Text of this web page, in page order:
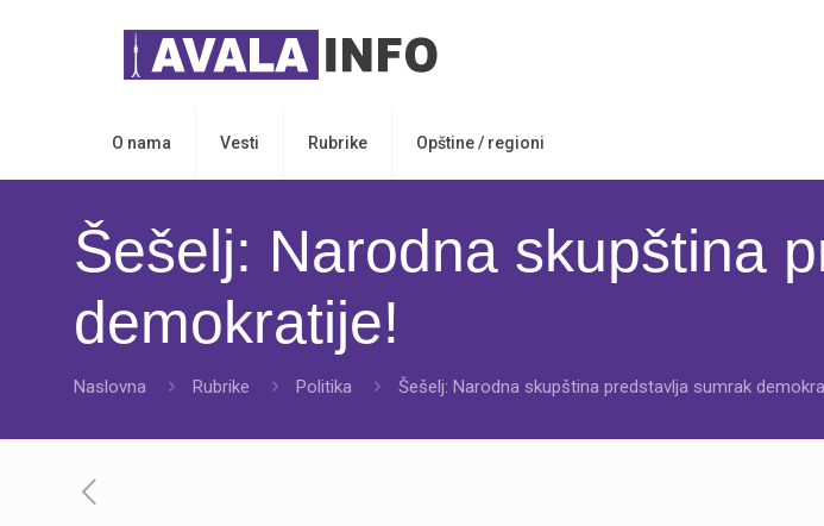
O nama Vesti Rubrike Opštine / regioni
Šešelj: Narodna skupština
demokratije!
Naslovna Rubrike Politika Šešelj: Narodna skupština predstavlja sumrak